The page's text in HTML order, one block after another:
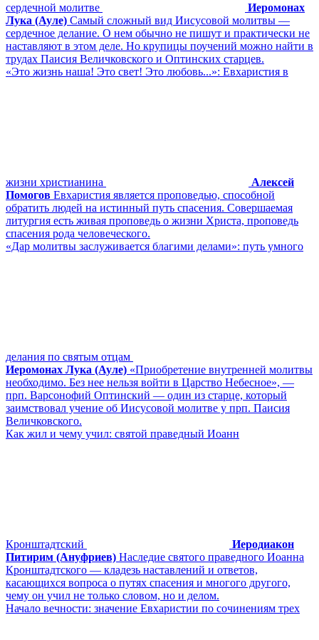
сердечной молитве
Иеромонах
Лука (Ауле) Самый сложный вид Иисусовой молитвы ―
сердечное делание. О нем обычно не пишут и практически не
наставляют в этом деле. Но крупицы поучений можно найти в
трудах Паисия Величковского и Оптинских старцев.
«Это жизнь наша! Это свет! Это любовь...»: Евхаристия в
жизни христианина
Алексей
Помогов Евхаристия является проповедью, способной
обратить людей на истинный путь спасения. Совершаемая
литургия есть живая проповедь о жизни Христа, проповедь
спасения рода человеческого.
«Дар молитвы заслуживается благими делами»: путь умного
делания по святым отцам
Иеромонах Лука (Ауле) «Приобретение внутренней молитвы
необходимо. Без нее нельзя войти в Царство Небесное», ―
прп. Варсонофий Оптинский ― один из старце, который
заимствовал учение об Иисусовой молитве у прп. Паисия
Величковского.
Как жил и чему учил: святой праведный Иоанн
Кронштадтский
Иеродиакон
Питирим (Ануфриев) Наследие святого праведного Иоанна
Кронштадтского — кладезь наставлений и ответов,
касающихся вопроса о путях спасения и многого другого,
чему он учил не только словом, но и делом.
Начало вечности: значение Евхаристии по сочинениям трех